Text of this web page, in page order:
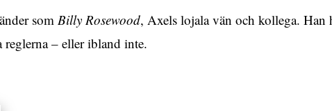
som Billy Rosewood, Axels lojala vän och kollega.
– eller ibland inte.